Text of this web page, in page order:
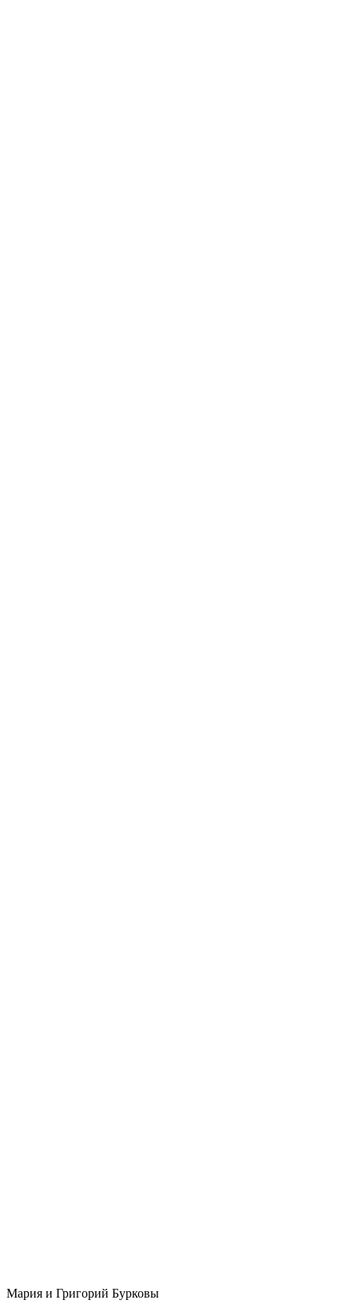
Мария и Григорий Бурковы